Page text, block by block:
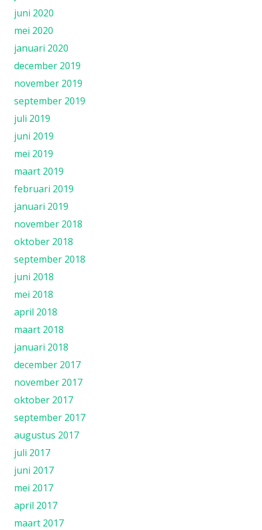
juni 2020
mei 2020
januari 2020
december 2019
november 2019
september 2019
juli 2019
juni 2019
mei 2019
maart 2019
februari 2019
januari 2019
november 2018
oktober 2018
september 2018
juni 2018
mei 2018
april 2018
maart 2018
januari 2018
december 2017
november 2017
oktober 2017
september 2017
augustus 2017
juli 2017
juni 2017
mei 2017
april 2017
maart 2017